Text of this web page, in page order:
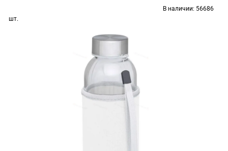
В наличии: 56686
шт.